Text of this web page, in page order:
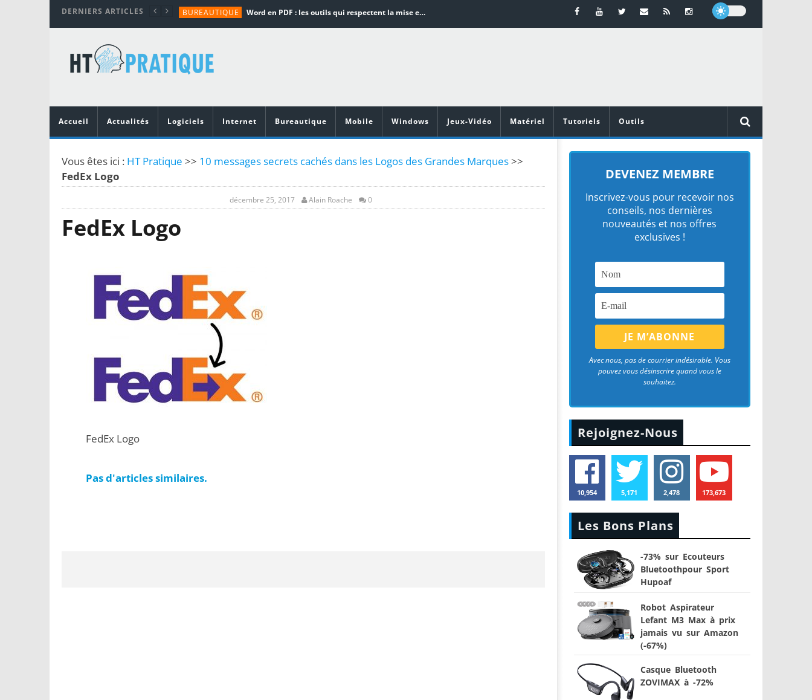
DERNIERS ARTICLES BUREAUTIQUE Word en PDF : les outils qui respectent la mise en page
TUTORIALS
MATÉRIEL
Vidéoprojecteurs Asus : Top 6 des meilleurs modèles de la marque
Accueil
Actualités Logiciels Internet Bureautique Mobile Windows Jeux-Vidéo Matériel Tutoriels Outils
Vous êtes ici : HT Pratique >> 10 messages secrets cachés dans les Logos des Grandes Marques>>
FedEx Logo
décembre 25, 2017 Alain Roache 0
FedEx Logo
FedEx Logo
Pas d'articles similaires.
DEVENEZ MEMBRE
Inscrivez-vous pour recevoir nos
conseils, nos dernières
nouveautés et nos offres
exclusives !
Avec nous, pas de courrier indésirable. Vous
pouvez vous désinscrire quand vous le
souhaitez.
Rejoignez-Nous
10,954 5,171 2,478 173,673
Les Bons Plans
-73% sur Ecouteurs
Bluetoothpour Sport
Hupoaf
Robot Aspirateur
Lefant M3 Max à prix
jamais vu sur Amazon
(-67%)
Casque Bluetooth
ZOVIMAX à -72%